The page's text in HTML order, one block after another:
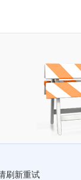
刷新重试